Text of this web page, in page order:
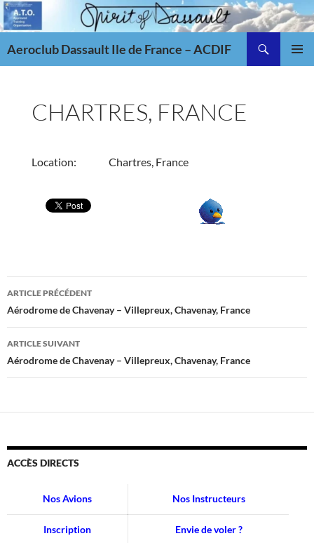
Aller
au
Aeroclub Dassault Ile de France – ACDIF
CHARTRES, FRANCE
Location: Chartres, France
Navigation
des
articles
ARTICLE PRÉCÉDENT
Aérodrome de Chavenay – Villepreux, Chavenay, France
ARTICLE SUIVANT
Aérodrome de Chavenay – Villepreux, Chavenay, France
ACCÈS DIRECTS
Nos Avions Nos Instructeurs
Inscription Envie de voler ?